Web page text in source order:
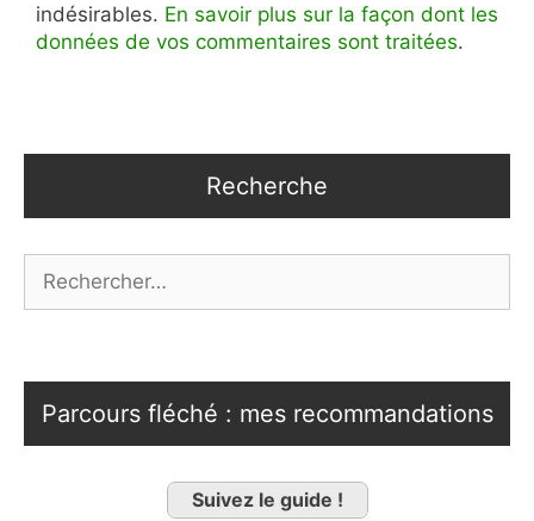
indésirables. En savoir plus sur la façon dont les
données de vos commentaires sont traitées.
Recherche
Parcours fléché : mes recommandations
Suivez le guide !